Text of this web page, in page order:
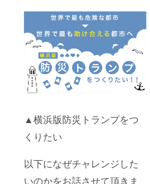
▲横浜版防災トランプをつ
くりたい
以下になぜチャレンジした
いのかをお話させて頂きま